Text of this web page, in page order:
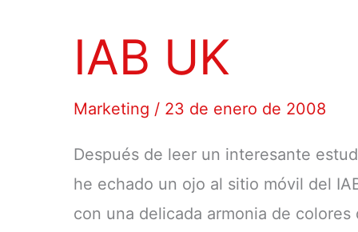
IAB UK
Marketing / 23 de enero de 2008
Después de leer un interesante
he echado un ojo al sitio móvil del
con una delicada armonia de